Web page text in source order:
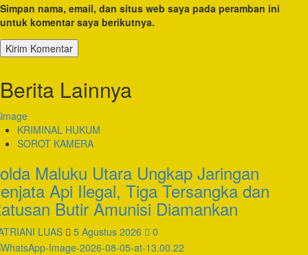
Simpan nama, email, dan situs web saya pada peramban ini
untuk komentar saya berikutnya.
Berita Lainnya
KRIMINAL HUKUM
SOROT KAMERA
Maluku Utara Ungkap Jaringan
Api Ilegal, Tiga Tersangka dan
Butir Amunisi Diamankan
LUAS 5 Agustus 2026 0